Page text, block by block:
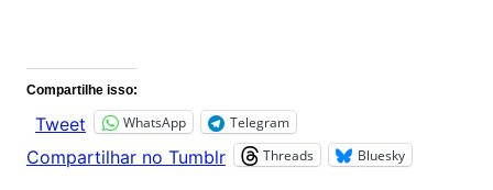
Compartilhe isso:
Tweet WhatsApp Telegram
Compartilhar no Tumblr Threads Bluesky